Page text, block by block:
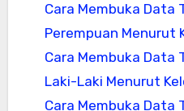
Cara Membuka Data
Perempuan Menurut
Cara Membuka Data
Laki-Laki Menurut
Cara Membuka Data